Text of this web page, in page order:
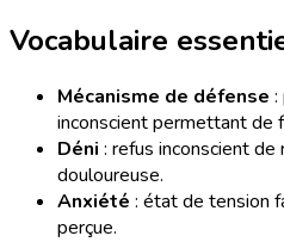
Vocabulaire
Mécanisme de défense :
inconscient permettant de
Déni : refus inconscient
douloureuse.
Anxiété : état de tension
perçue.